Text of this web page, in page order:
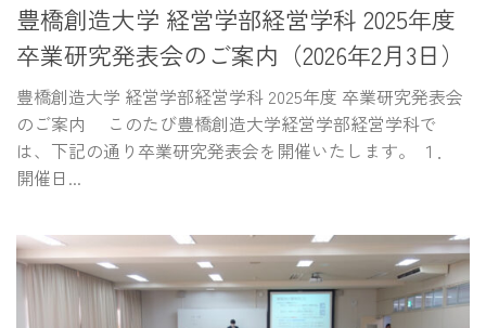
豊橋創造大学 経営学部経営学科 2025年度
卒業研究発表会のご案内（2026年2月3日）
豊橋創造大学 経営学部経営学科 2025年度 卒業研究発表会
のご案内 このたび豊橋創造大学経営学部経営学科で
は、下記の通り卒業研究発表会を開催いたします。 １．
開催日...